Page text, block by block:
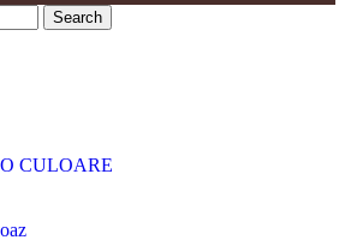
Search
CULOARE